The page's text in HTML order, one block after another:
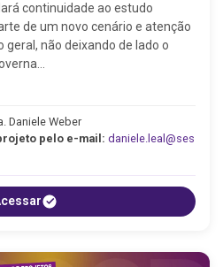
continuidade ao estudo
de um novo cenário e atenção
não deixando de lado o
Daniele Weber
pelo e-mail: daniele.leal@ses